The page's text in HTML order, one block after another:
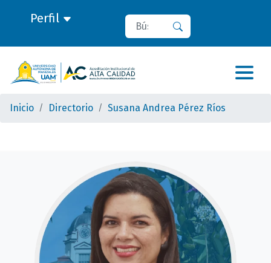
Perfil Buscar
Inicio Directorio Susana Andrea Pérez Ríos